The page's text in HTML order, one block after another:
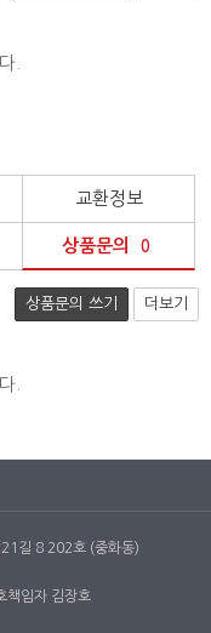
.
교환정보
상품문의 0
상품문의 쓰기 더보기
.
길 8 202호 (중화동)
책임자 김장호